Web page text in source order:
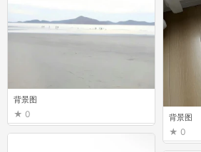
背景图
0
背景图
0